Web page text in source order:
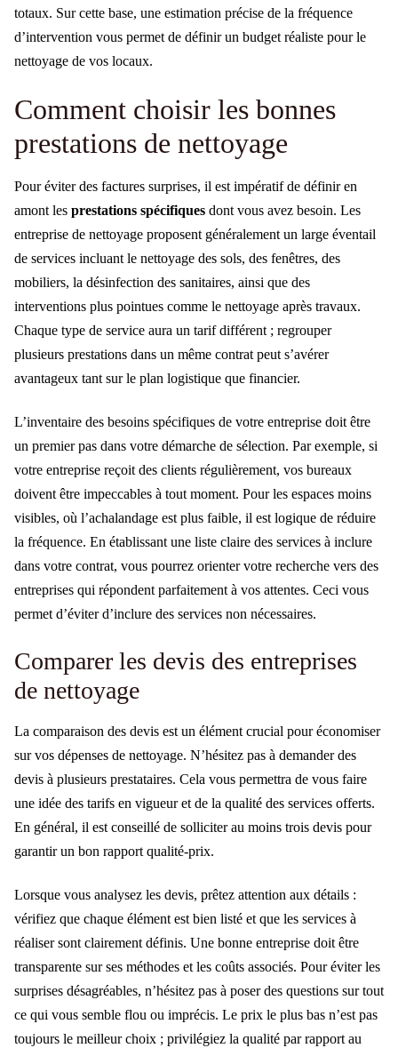
totaux. Sur cette base, une estimation précise de la fréquence
d’intervention vous permet de définir un budget réaliste pour le
nettoyage de vos locaux.
Comment choisir les bonnes
prestations de nettoyage
Pour éviter des factures surprises, il est impératif de définir en
amont les prestations spécifiques dont vous avez besoin. Les
entreprise de nettoyage proposent généralement un large éventail
de services incluant le nettoyage des sols, des fenêtres, des
mobiliers, la désinfection des sanitaires, ainsi que des
interventions plus pointues comme le nettoyage après travaux.
Chaque type de service aura un tarif différent ; regrouper
plusieurs prestations dans un même contrat peut s’avérer
avantageux tant sur le plan logistique que financier.
L’inventaire des besoins spécifiques de votre entreprise doit être
un premier pas dans votre démarche de sélection. Par exemple, si
votre entreprise reçoit des clients régulièrement, vos bureaux
doivent être impeccables à tout moment. Pour les espaces moins
visibles, où l’achalandage est plus faible, il est logique de réduire
la fréquence. En établissant une liste claire des services à inclure
dans votre contrat, vous pourrez orienter votre recherche vers des
entreprises qui répondent parfaitement à vos attentes. Ceci vous
permet d’éviter d’inclure des services non nécessaires.
Comparer les devis des entreprises
de nettoyage
La comparaison des devis est un élément crucial pour économiser
sur vos dépenses de nettoyage. N’hésitez pas à demander des
devis à plusieurs prestataires. Cela vous permettra de vous faire
une idée des tarifs en vigueur et de la qualité des services offerts.
En général, il est conseillé de solliciter au moins trois devis pour
garantir un bon rapport qualité-prix.
Lorsque vous analysez les devis, prêtez attention aux détails :
vérifiez que chaque élément est bien listé et que les services à
réaliser sont clairement définis. Une bonne entreprise doit être
transparente sur ses méthodes et les coûts associés. Pour éviter les
surprises désagréables, n’hésitez pas à poser des questions sur tout
ce qui vous semble flou ou imprécis. Le prix le plus bas n’est pas
toujours le meilleur choix ; privilégiez la qualité par rapport au